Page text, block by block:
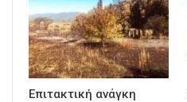
Επιτακτική ανάγκη